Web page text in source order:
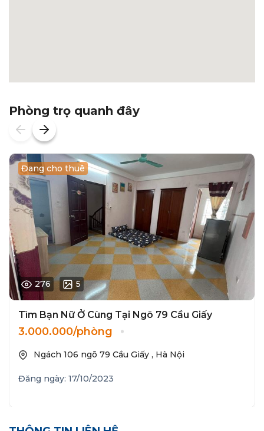
Phòng trọ quanh đây
276 5
Tìm Bạn Nữ Ở Cùng Tại Ngõ 79 Cầu Giấy
3.000.000/phòng
Ngách 106 ngõ 79 Cầu Giấy , Hà Nội
Đăng ngày: 17/10/2023
Đang cho thuê